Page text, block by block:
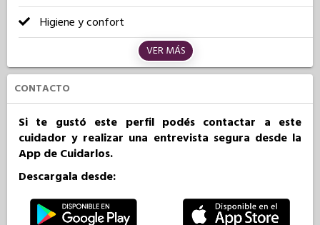
Higiene y confort
VER MÁS
CONTACTO
Si te gustó este perfil podés contactar a este
cuidador y realizar una entrevista segura desde la
App de Cuidarlos.
Descargala desde: